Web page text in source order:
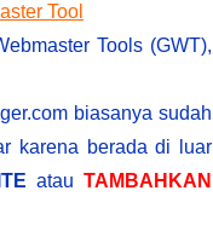
Tool
Tools (GWT),
biasanya sudah
karena berada di luar
atau TAMBAHKAN